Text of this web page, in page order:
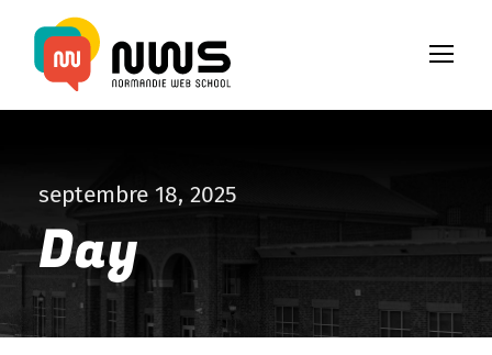
septembre 18, 2025
Day